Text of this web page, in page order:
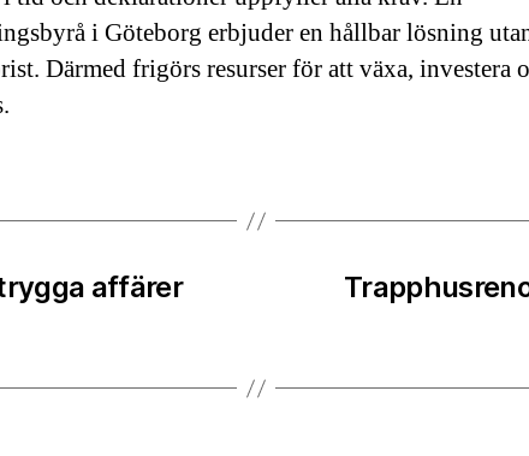
i Göteborg erbjuder en hållbar lösning
Därmed frigörs resurser för att växa, investera
affärer